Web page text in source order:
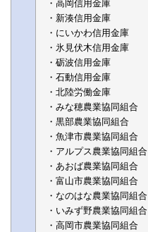
・高岡信用金庫
・新湊信用金庫
・にいかわ信用金庫
・氷見伏木信用金庫
・砺波信用金庫
・石動信用金庫
・北陸労働金庫
・みな穂農業協同組合
・黒部農業協同組合
・魚津市農業協同組合
・アルプス農業協同組合
・あおば農業協同組合
・富山市農業協同組合
・なのはな農業協同組合
・いみず野農業協同組合
・高岡市農業協同組合